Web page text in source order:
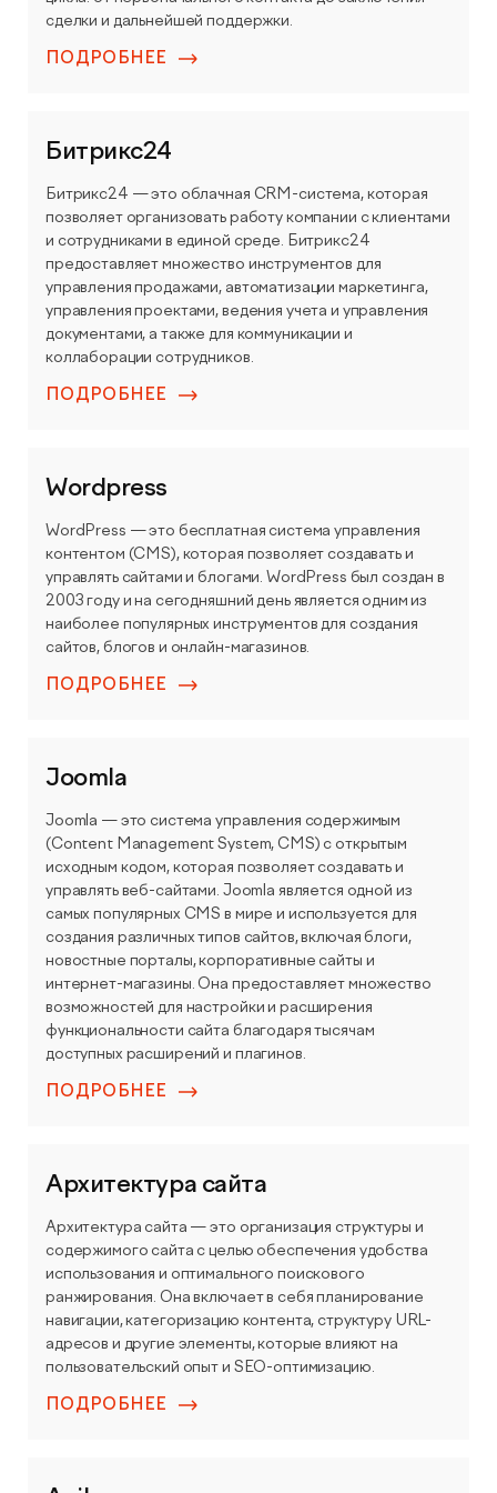
UX-тестирование интернет-магазинов, сайтов
Глубинные интервью с аудиторией
Создание AI-креативов
Правовой аудит сайта
Оптимизация скорости загрузки сайта
Интеграция и поддержка умного поиска SearchBooster
КОНТАКТЫ БЛОГ
ПРЕДЛОЖЕНИЕ ДЛЯ
сделки и дальнейшей поддержки.
ПОДРОБНЕЕ
Битрикс24
Битрикс24 — это облачная CRM-система, которая
позволяет организовать работу компании с клиентами
и сотрудниками в единой среде. Битрикс24
предоставляет множество инструментов для
управления продажами, автоматизации маркетинга,
управления проектами, ведения учета и управления
документами, а также для коммуникации и
коллаборации сотрудников.
ПОДРОБНЕЕ
Wordpress
WordPress — это бесплатная система управления
контентом (CMS), которая позволяет создавать и
управлять сайтами и блогами. WordPress был создан в
2003 году и на сегодняшний день является одним из
наиболее популярных инструментов для создания
сайтов, блогов и онлайн-магазинов.
ПОДРОБНЕЕ
Joomla
Joomla — это система управления содержимым
(Content Management System, CMS) с открытым
исходным кодом, которая позволяет создавать и
управлять веб-сайтами. Joomla является одной из
самых популярных CMS в мире и используется для
создания различных типов сайтов, включая блоги,
новостные порталы, корпоративные сайты и
интернет-магазины. Она предоставляет множество
возможностей для настройки и расширения
функциональности сайта благодаря тысячам
доступных расширений и плагинов.
ПОДРОБНЕЕ
Архитектура сайта
Архитектура сайта — это организация структуры и
содержимого сайта с целью обеспечения удобства
использования и оптимального поискового
ранжирования. Она включает в себя планирование
навигации, категоризацию контента, структуру URL-
адресов и другие элементы, которые влияют на
пользовательский опыт и SEO-оптимизацию.
ПОДРОБНЕЕ